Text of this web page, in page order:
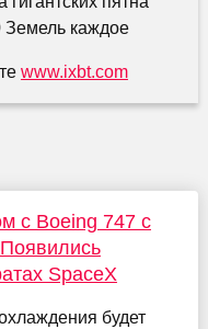
www.ixbt.com
с Boeing 747 с
SpaceX
будет